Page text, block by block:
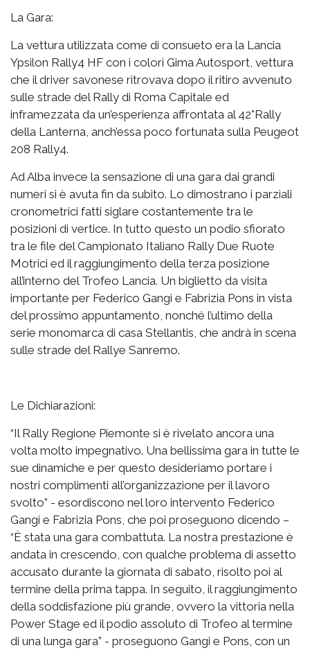
La Gara:
La vettura utilizzata come di consueto era la Lancia
Ypsilon Rally4 HF con i colori Gima Autosport, vettura
che il driver savonese ritrovava dopo il ritiro avvenuto
sulle strade del Rally di Roma Capitale ed
inframezzata da un’esperienza affrontata al 42°Rally
della Lanterna, anch’essa poco fortunata sulla Peugeot
208 Rally4.
Ad Alba invece la sensazione di una gara dai grandi
numeri si è avuta fin da subito. Lo dimostrano i parziali
cronometrici fatti siglare costantemente tra le
posizioni di vertice. In tutto questo un podio sfiorato
tra le file del Campionato Italiano Rally Due Ruote
Motrici ed il raggiungimento della terza posizione
all’interno del Trofeo Lancia. Un biglietto da visita
importante per Federico Gangi e Fabrizia Pons in vista
del prossimo appuntamento, nonché l’ultimo della
serie monomarca di casa Stellantis, che andrà in scena
sulle strade del Rallye Sanremo.
Le Dichiarazioni:
“Il Rally Regione Piemonte si è rivelato ancora una
volta molto impegnativo. Una bellissima gara in tutte le
sue dinamiche e per questo desideriamo portare i
nostri complimenti all’organizzazione per il lavoro
svolto” - esordiscono nel loro intervento Federico
Gangi e Fabrizia Pons, che poi proseguono dicendo –
“È stata una gara combattuta. La nostra prestazione è
andata in crescendo, con qualche problema di assetto
accusato durante la giornata di sabato, risolto poi al
termine della prima tappa. In seguito, il raggiungimento
della soddisfazione più grande, ovvero la vittoria nella
Power Stage ed il podio assoluto di Trofeo al termine
di una lunga gara” - proseguono Gangi e Pons, con un